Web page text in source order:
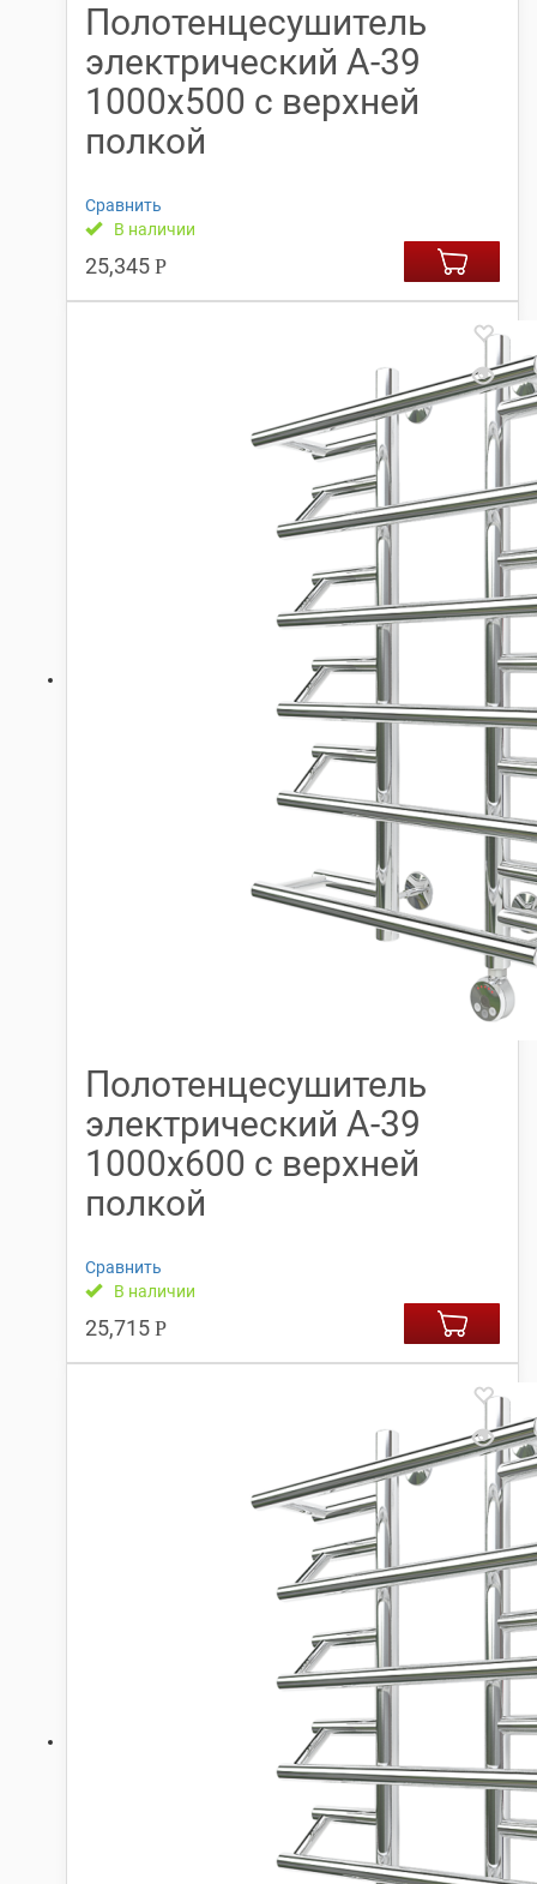
Полотенцесушитель
электрический А-39
1000х500 с верхней
полкой
Сравнить
В наличии
25,345 Р
Полотенцесушитель
электрический А-39
1000х600 с верхней
полкой
Сравнить
В наличии
25,715 Р